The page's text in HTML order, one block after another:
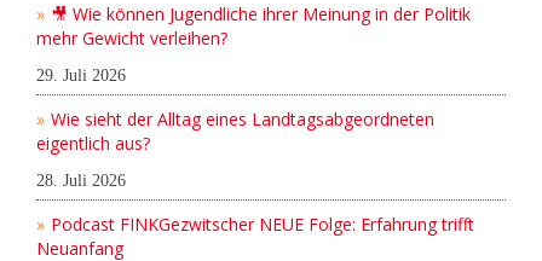
🎥 Wie können Jugendliche ihrer Meinung in der Politik
mehr Gewicht verleihen?
29. Juli 2026
Wie sieht der Alltag eines Landtagsabgeordneten
eigentlich aus?
28. Juli 2026
Podcast FINKGezwitscher NEUE Folge: Erfahrung trifft
Neuanfang